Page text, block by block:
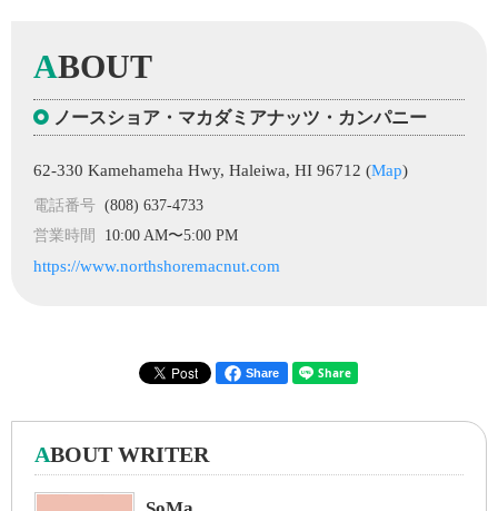
ABOUT
ノースショア・マカダミアナッツ・カンパニー
62-330 Kamehameha Hwy, Haleiwa, HI 96712 (Map)
電話番号 (808) 637-4733
営業時間
10:00 AM〜5:00 PM
https://www.northshoremacnut.com
Share
ABOUT WRITER